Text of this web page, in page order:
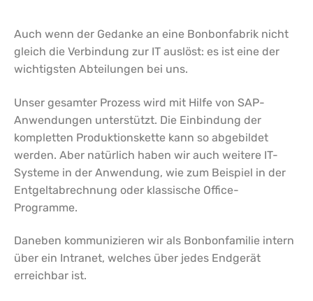
Auch wenn der Gedanke an eine Bonbonfabrik nicht
gleich die Verbindung zur IT auslöst: es ist eine der
wichtigsten Abteilungen bei uns.
Unser gesamter Prozess wird mit Hilfe von SAP-
Anwendungen unterstützt. Die Einbindung der
kompletten Produktionskette kann so abgebildet
werden. Aber natürlich haben wir auch weitere IT-
Systeme in der Anwendung, wie zum Beispiel in der
Entgeltabrechnung oder klassische Office-
Programme.
Daneben kommunizieren wir als Bonbonfamilie intern
über ein Intranet, welches über jedes Endgerät
erreichbar ist.